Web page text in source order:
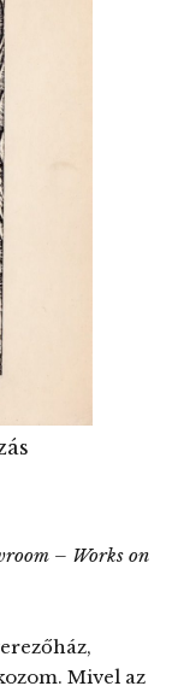
– Works on
Mivel az